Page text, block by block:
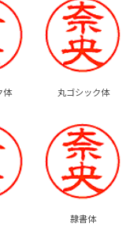
体 丸ゴシック体
隷書体